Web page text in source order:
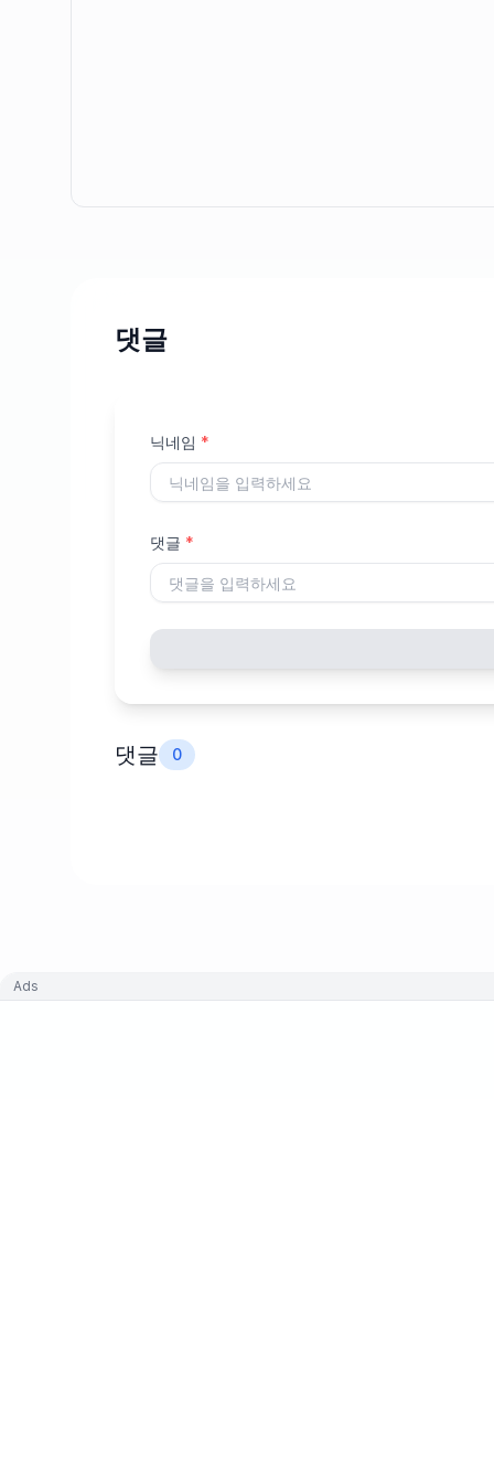
댓글
닉네임 *
댓글 *
댓글 0
Ads